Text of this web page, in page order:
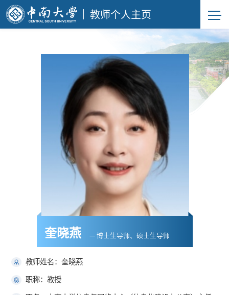
教师个人主页
奎晓燕 — 博士生导师、硕士生导师
教师姓名：奎晓燕
职称：教授